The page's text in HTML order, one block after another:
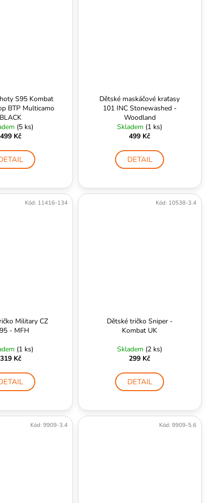
S95 Kombat
BTP Multicamo
BLACK
(5 ks)
499 Kč
Dětské maskáčové kraťasy
101 INC Stonewashed -
Woodland
Skladem (1 ks)
499 Kč
DETAIL
Military CZ
- MFH
(1 ks)
319 Kč
Kód: 11416-134
Dětské tričko Sniper -
Kombat UK
Skladem (2 ks)
299 Kč
DETAIL
Kód: 10538-3.4
Kód: 9909-3.4 Kód: 9909-5.6